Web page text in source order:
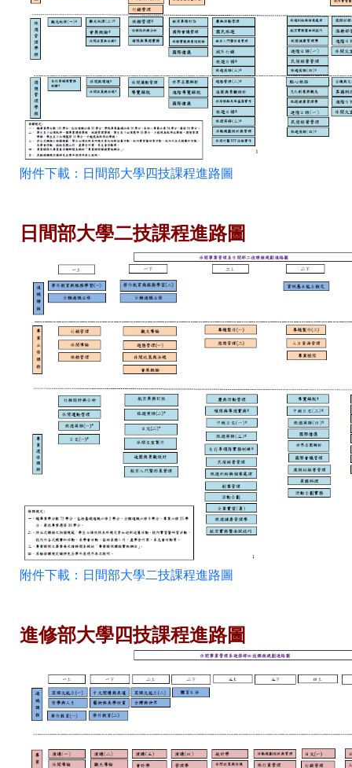
附件下載：日間部大學四技課程進路圖
日間部大學二技課程進路圖
附件下載：日間部大學二技課程進路圖
進修部大學四技課程進路圖